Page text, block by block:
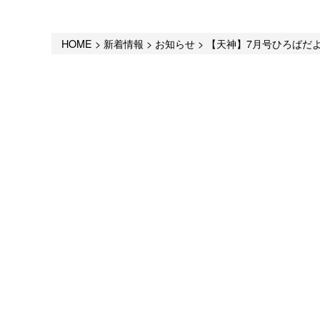
HOME > 新着情報 > お知らせ > 【天神】7月号ひろばだ